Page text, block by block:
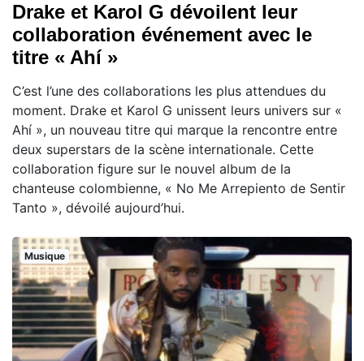
Drake et Karol G dévoilent leur
collaboration événement avec le
titre « Ahí »
C’est l’une des collaborations les plus attendues du
moment. Drake et Karol G unissent leurs univers sur «
Ahí », un nouveau titre qui marque la rencontre entre
deux superstars de la scène internationale. Cette
collaboration figure sur le nouvel album de la
chanteuse colombienne, « No Me Arrepiento de Sentir
Tanto », dévoilé aujourd’hui.
Musique